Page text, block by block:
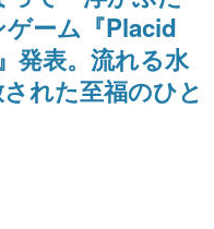
々に製作時のエピソードをお
ーム）とは何か？を探ってい
。『赫本』は、〈試験問題〉
・カム』開発元やチェコの
野球選手から称賛の声
ーム『Placid
発表。流れる水
れた至福のひと